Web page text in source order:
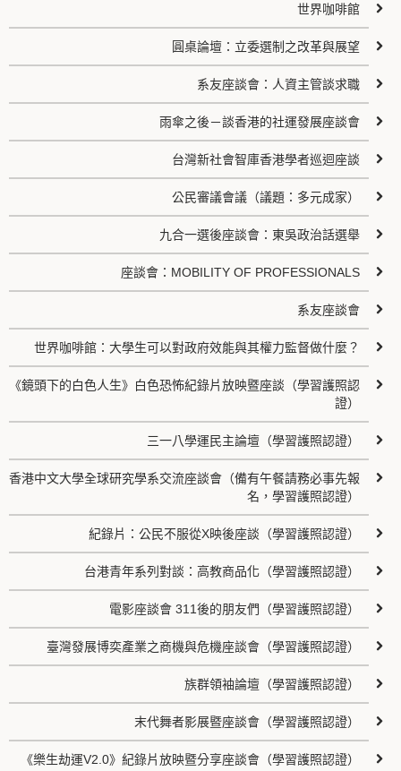
世界咖啡館
圓桌論壇：立委選制之改革與展望
系友座談會：人資主管談求職
雨傘之後－談香港的社運發展座談會
台灣新社會智庫香港學者巡迴座談
公民審議會議（議題：多元成家）
九合一選後座談會：東吳政治話選舉
座談會：MOBILITY OF PROFESSIONALS
系友座談會
世界咖啡館：大學生可以對政府效能與其權力監督做什麼？
《鏡頭下的白色人生》白色恐怖紀錄片放映暨座談（學習護照認
證）
三一八學運民主論壇（學習護照認證）
香港中文大學全球研究學系交流座談會（備有午餐請務必事先報
名，學習護照認證）
紀錄片：公民不服從X映後座談（學習護照認證）
台港青年系列對談：高教商品化（學習護照認證）
電影座談會 311後的朋友們（學習護照認證）
臺灣發展博奕產業之商機與危機座談會（學習護照認證）
族群領袖論壇（學習護照認證）
末代舞者影展暨座談會（學習護照認證）
《樂生劫運V2.0》紀錄片放映暨分享座談會（學習護照認證）